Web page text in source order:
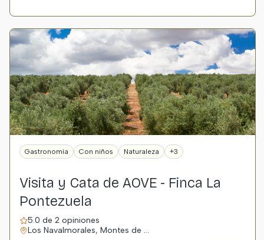
Gastronomía Con niños Naturaleza +3
Visita y Cata de AOVE - Finca La
Pontezuela
5.0 de 2 opiniones
Los Navalmorales, Montes de …